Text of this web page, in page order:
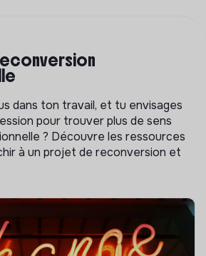
dans ton travail, et tu envisages
pour trouver plus de sens
? Découvre les ressources
à un projet de reconversion et